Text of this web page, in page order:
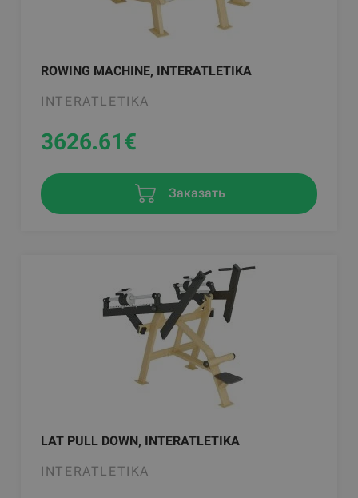
ROWING MACHINE, INTERATLETIKA
INTERATLETIKA
3626.61€
Заказать
LAT PULL DOWN, INTERATLETIKA
INTERATLETIKA